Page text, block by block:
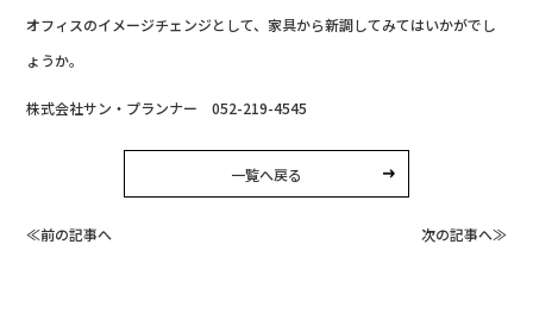
オフィスのイメージチェンジとして、家具から新調してみてはいかがでし
ょうか。
株式会社サン・プランナー 052-219-4545
一覧へ戻る
≪前の記事へ 次の記事へ≫